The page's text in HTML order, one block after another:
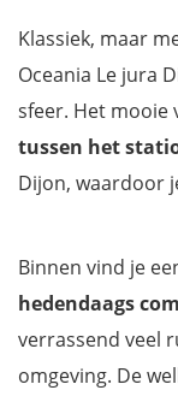
Klassiek, maar
Oceania Le jura
sfeer. Het mooie
tussen het
Dijon, waardoor
Binnen vind je
hedendaags
verrassend veel
omgeving. De